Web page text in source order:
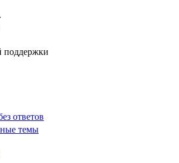
поддержки
ответов
темы